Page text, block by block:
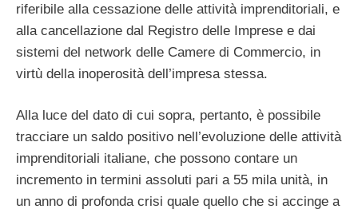
riferibile alla cessazione delle attività imprenditoriali, e
alla cancellazione dal Registro delle Imprese e dai
sistemi del network delle Camere di Commercio, in
virtù della inoperosità dell’impresa stessa.
Alla luce del dato di cui sopra, pertanto, è possibile
tracciare un saldo positivo nell’evoluzione delle attività
imprenditoriali italiane, che possono contare un
incremento in termini assoluti pari a 55 mila unità, in
un anno di profonda crisi quale quello che si accinge a